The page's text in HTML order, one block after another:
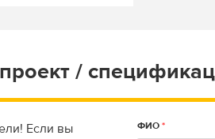
/
Если вы
ФИО *